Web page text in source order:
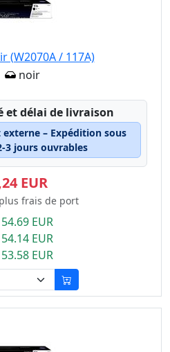
(W2070A / 117A)
noir
et délai de livraison
– Expédition sous
3 jours ouvrables
EUR
frais de port
EUR
EUR
EUR